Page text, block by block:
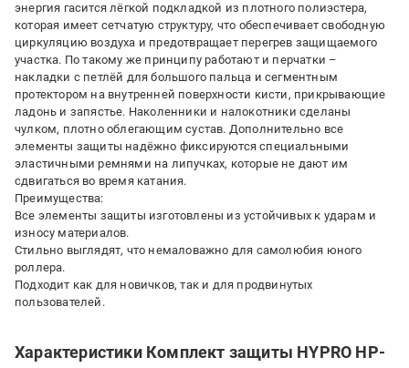
энергия гасится лёгкой подкладкой из плотного полиэстера,
которая имеет сетчатую структуру, что обеспечивает свободную
циркуляцию воздуха и предотвращает перегрев защищаемого
участка. По такому же принципу работают и перчатки –
накладки с петлёй для большого пальца и сегментным
протектором на внутренней поверхности кисти, прикрывающие
ладонь и запястье. Наколенники и налокотники сделаны
чулком, плотно облегающим сустав. Дополнительно все
элементы защиты надёжно фиксируются специальными
эластичными ремнями на липучках, которые не дают им
сдвигаться во время катания.
Преимущества:
Все элементы защиты изготовлены из устойчивых к ударам и
износу материалов.
Стильно выглядят, что немаловажно для самолюбия юного
роллера.
Подходит как для новичков, так и для продвинутых
пользователей.
Характеристики Комплект защиты HYPRO HP-